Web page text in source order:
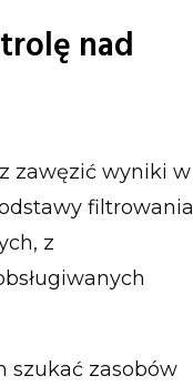
nad
zawęzić wyniki w
filtrowania
z
szukać zasobów